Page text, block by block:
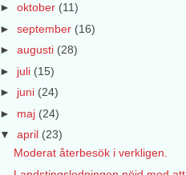
► oktober (11)
► september (16)
► augusti (28)
► juli (15)
► juni (24)
► maj (24)
▼ april (23)
Moderat återbesök i verkligen.